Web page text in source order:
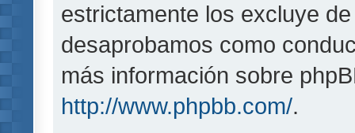
estrictamente los excluye
desaprobamos como
más información sobre
http://www.phpbb.com/.